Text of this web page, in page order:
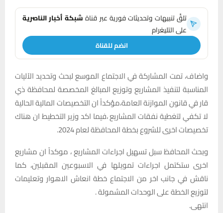
تلقَّ تنبيهات وتحديثات فورية عبر قناةشبكة أخبار الناصرية
على التليغرام
انضم للقناة
واضاف، تمت المشاركة في الاجتماع الموسع لبحث وتحديد الآليات
المناسبة لتنفيذ المشاريع وتوزيع المبالغ المخصصة لمحافظة ذي
قار في قانون الموازنة العامة،مؤكداً ان التخصيصات المالية الحالية
لا تكفي لتغطية نفقات المشاريع ،فيما اكد وزير التخطيط ان هناك
تخصيصات اخرى للشروع بخطة المحافظة لعام 2024.
وبحث المحافظ سبل تسهيل اجراءات المشاريع ، موكداً ان مشاريع
اخرى ستكتمل اجراءات تمويلها في الاسبوعين المقبلين، كما
ناقش في جانب اخر من الاجتماع خطة انعاش الاهوار وتعليمات
لتوزيع الخطة على الوحدات المشمولة .
انتهى.